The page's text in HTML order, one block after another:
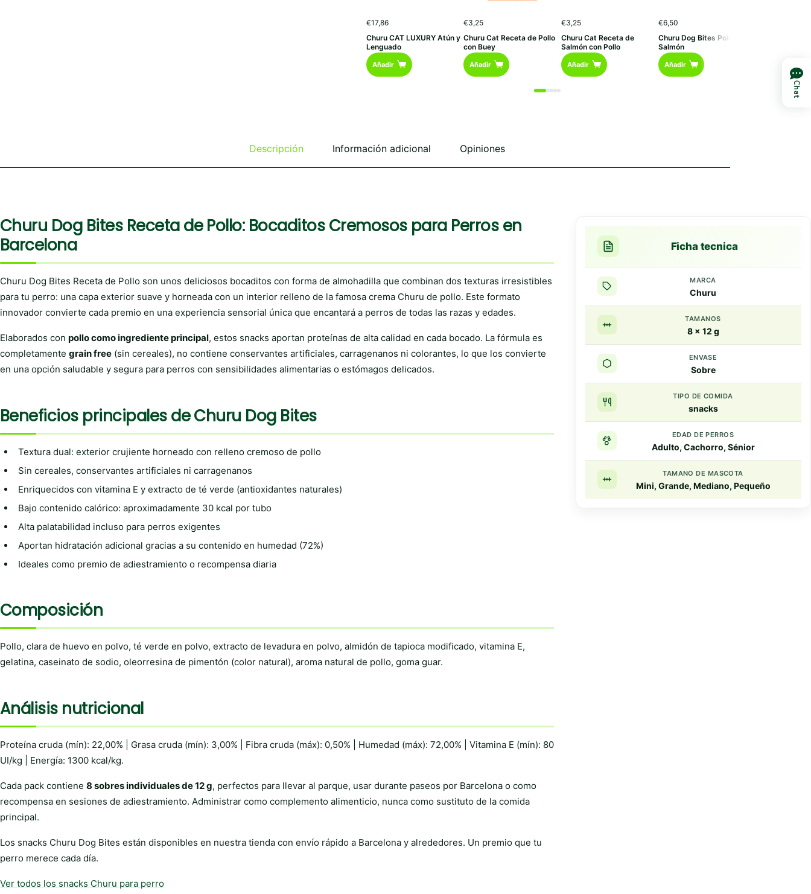
€17,86
Churu CAT LUXURY Atún y
Lenguado
Añadir
€3,25
Churu Cat Receta de Pollo
con Buey
Añadir
€3,25
Churu Cat Receta de
Salmón con Pollo
Añadir
€6,50
Churu Dog Bites Pollo con
Salmón
Añadir
Descripción Información adicional Opiniones
Churu Dog Bites Receta de Pollo: Bocaditos Cremosos para Perros en
Barcelona
Churu Dog Bites Receta de Pollo son unos deliciosos bocaditos con forma de almohadilla que combinan dos texturas irresistibles
para tu perro: una capa exterior suave y horneada con un interior relleno de la famosa crema Churu de pollo. Este formato
innovador convierte cada premio en una experiencia sensorial única que encantará a perros de todas las razas y edades.
Elaborados con pollo como ingrediente principal, estos snacks aportan proteínas de alta calidad en cada bocado. La fórmula es
completamente grain free (sin cereales), no contiene conservantes artificiales, carragenanos ni colorantes, lo que los convierte
en una opción saludable y segura para perros con sensibilidades alimentarias o estómagos delicados.
Beneficios principales de Churu Dog Bites
Textura dual: exterior crujiente horneado con relleno cremoso de pollo
Sin cereales, conservantes artificiales ni carragenanos
Enriquecidos con vitamina E y extracto de té verde (antioxidantes naturales)
Bajo contenido calórico: aproximadamente 30 kcal por tubo
Alta palatabilidad incluso para perros exigentes
Aportan hidratación adicional gracias a su contenido en humedad (72%)
Ideales como premio de adiestramiento o recompensa diaria
Composición
Pollo, clara de huevo en polvo, té verde en polvo, extracto de levadura en polvo, almidón de tapioca modificado, vitamina E,
gelatina, caseinato de sodio, oleorresina de pimentón (color natural), aroma natural de pollo, goma guar.
Análisis nutricional
Proteína cruda (mín): 22,00% | Grasa cruda (mín): 3,00% | Fibra cruda (máx): 0,50% | Humedad (máx): 72,00% | Vitamina E (mín): 80
UI/kg | Energía: 1300 kcal/kg.
Cada pack contiene 8 sobres individuales de 12 g, perfectos para llevar al parque, usar durante paseos por Barcelona o como
recompensa en sesiones de adiestramiento. Administrar como complemento alimenticio, nunca como sustituto de la comida
principal.
Los snacks Churu Dog Bites están disponibles en nuestra tienda con envío rápido a Barcelona y alrededores. Un premio que tu
perro merece cada día.
Ver todos los snacks Churu para perro
Ficha tecnica
MARCA
Churu
TAMANOS
8 x 12 g
ENVASE
Sobre
TIPO DE COMIDA
snacks
EDAD DE PERROS
Adulto, Cachorro, Sénior
TAMANO DE MASCOTA
Mini, Grande, Mediano, Pequeño
Chat